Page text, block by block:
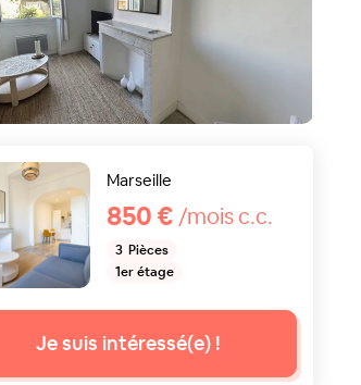
Marseille
850 € /mois c.c.
3 Pièces
1er étage
Je suis intéressé(e) !